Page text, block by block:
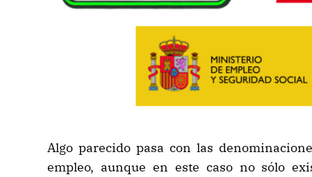
Algo parecido pasa con las
empleo, aunque en este caso no sólo